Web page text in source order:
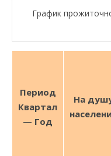
График
Период
Квартал
— Год
На